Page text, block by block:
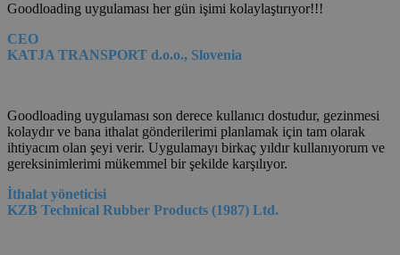
Goodloading uygulaması her gün işimi kolaylaştırıyor!!!
CEO
KATJA TRANSPORT d.o.o., Slovenia
Goodloading uygulaması son derece kullanıcı dostudur, gezinmesi
kolaydır ve bana ithalat gönderilerimi planlamak için tam olarak
ihtiyacım olan şeyi verir. Uygulamayı birkaç yıldır kullanıyorum ve
gereksinimlerimi mükemmel bir şekilde karşılıyor.
İthalat yöneticisi
KZB Technical Rubber Products (1987) Ltd.